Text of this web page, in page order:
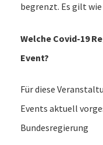
begrenzt. Es gilt
Welche Covid-19
Event?
Für diese
Events aktuell
Bundesregierung